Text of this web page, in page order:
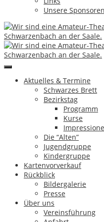
Unsere Sponsoren
Aktuelles & Termine
Schwarzes Brett
Bezirkstag
Programm
Kurse
Die “Alten”
Jugendgruppe
Kindergruppe
Kartenvorverkauf
Rückblick
Bildergalerie
Presse
Über uns
Vereinsführung
Copyright by Theatergruppe
↑
Bezirkstag
Programm
Kurse
Impressionen
Die “Alten”
Jugendgruppe
Kindergruppe
Kartenvorverkauf
Rückblick
Bildergalerie
Presse
Über uns
Vereinsführung
Anfahrt
Förbau